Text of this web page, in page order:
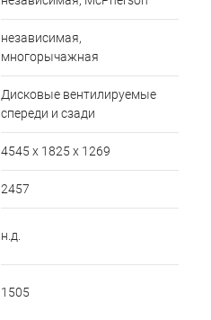
независимая,
многорычажная
Дисковые вентилируемые
спереди и сзади
4545 x 1825 x 1269
2457
н.д.
1505